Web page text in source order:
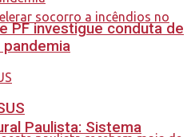
Paulista: Sistema
PF investigue conduta de